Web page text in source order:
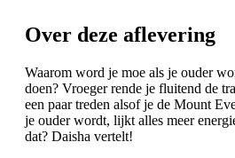
Over deze aflevering
Waarom word je moe als je ouder
doen? Vroeger rende je fluitend de
een paar treden alsof je de Mount
je ouder wordt, lijkt alles meer
dat? Daisha vertelt!